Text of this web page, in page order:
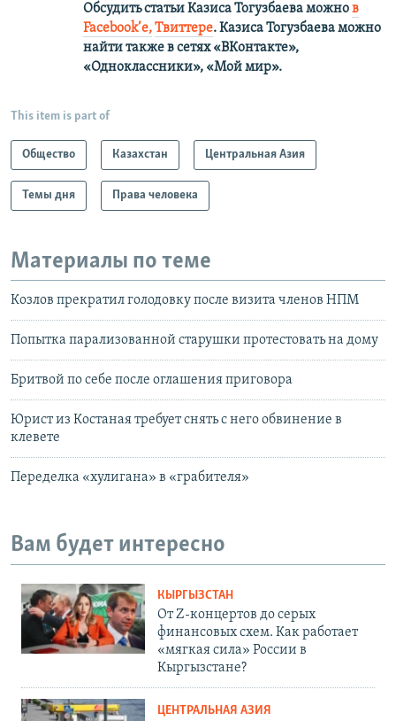
Обсудить статьи Казиса Тогузбаева можнов
Facebook’е,Твиттере.Казиса Тогузбаева можно
найти также в сетях«ВКонтакте»,
«Одноклассники», «Мой мир».
This item is part of
Общество Казахстан Центральная Азия
Темы дня Права человека
Материалы по теме
Козлов прекратил голодовку после визита членов НПМ
Попытка парализованной старушки протестовать на дому
Бритвой по себе после оглашения приговора
Юрист из Костаная требует снять с него обвинение в
клевете
Переделка «хулигана» в «грабителя»
Вам будет интересно
КЫРГЫЗСТАН
От Z-концертов до серых
финансовых схем. Как работает
«мягкая сила» России в
Кыргызстане?
ЦЕНТРАЛЬНАЯ АЗИЯ